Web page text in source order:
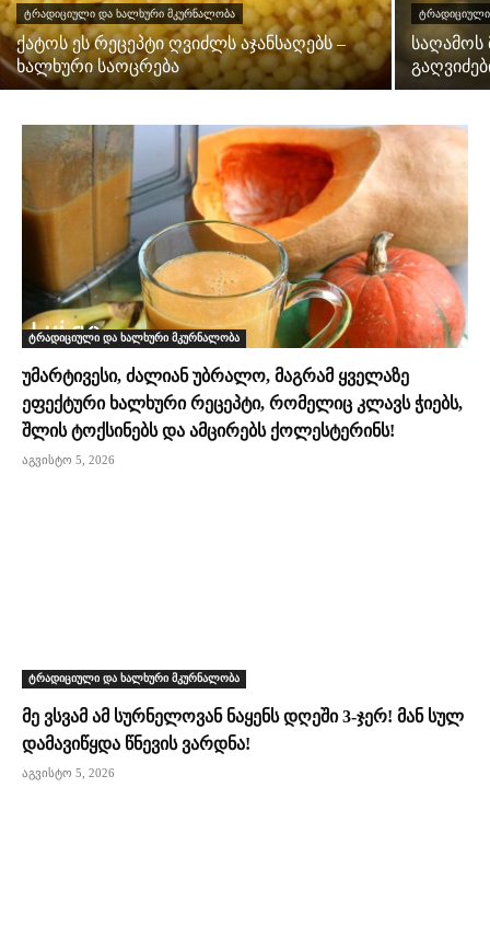
ᲢᲠᲐᲓᲘᲪᲘᲣᲚᲘ ᲓᲐ ᲮᲐᲚᲮᲣᲠᲘ ᲛᲙᲣᲠᲜᲐᲚᲝᲑᲐ
ქატოს ეს რეცეპტი ღვიძლს აჯანსაღებს –
ხალხური საოცრება
ტრადიციული და ხალხური მკურნალობა
უმარტივესი, ძალიან უბრალო, მაგრამ ყველაზე
ეფექტური ხალხური რეცეპტი, რომელიც კლავს ჭიებს,
შლის ტოქსინებს და ამცირებს ქოლესტერინს!
აგვისტო 5, 2026
ტრადიციული და ხალხური მკურნალობა
მე ვსვამ ამ სურნელოვან ნაყენს დღეში 3-ჯერ! მან სულ
დამავიწყდა წნევის ვარდნა!
აგვისტო 5, 2026